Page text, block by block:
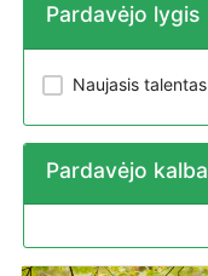
Pardavėjo lygis
Naujasis talentas
Pardavėjo kalba